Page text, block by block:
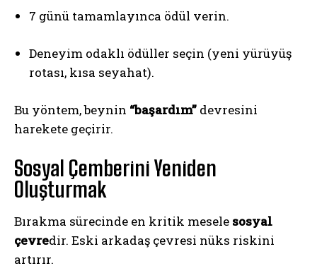
7 günü tamamlayınca ödül verin.
Deneyim odaklı ödüller seçin (yeni yürüyüş
rotası, kısa seyahat).
Bu yöntem, beynin “başardım” devresini
harekete geçirir.
Sosyal Çemberini Yeniden
Oluşturmak
Bırakma sürecinde en kritik mesele sosyal
çevredir. Eski arkadaş çevresi nüks riskini
artırır.